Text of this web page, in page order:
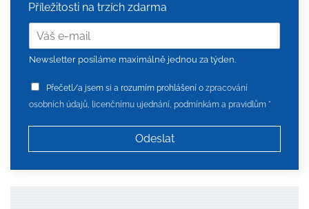
Příležitosti na trzích zdarma
Newsletter posíláme maximálně jednou za týden.
Z
r
c
o
Přečetl/a jsem si a rozumím prohlášení o zpracování
osobních údajů, licenčnímu ujednání, podmínkám a pravidlům *
Odeslat